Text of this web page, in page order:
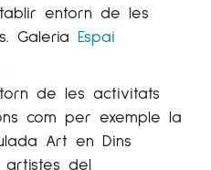
entorn de les
Galeria Espai
de les activitats
com per exemple la
Art en Dins
artistes del